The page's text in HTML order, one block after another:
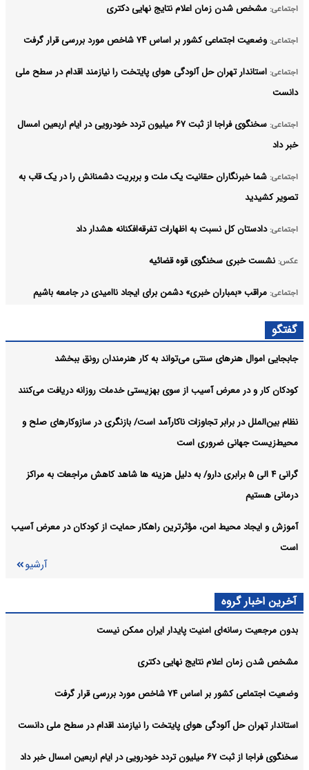
اجتماعی: مشخص شدن زمان اعلام نتایج نهایی دکتری
اجتماعی: وضعیت اجتماعی کشور بر اساس ۷۴ شاخص مورد بررسی قرار گرفت
اجتماعی: استاندار تهران حل آلودگی هوای پایتخت را نیازمند اقدام در سطح ملی
دانست
اجتماعی:
سخنگوی فراجا از ثبت ۶۷ میلیون تردد خودرویی در ایام اربعین امسال
خبر داد
اجتماعی: شما خبرنگاران حقانیت یک ملت و بربریت دشمنانش را در یک قاب به
تصویر کشیدید
اجتماعی: دادستان کل نسبت به اظهارات تفرقه‌افکنانه هشدار داد
عکس: نشست خبری سخنگوی قوه قضائیه
اجتماعی: مراقب «بمباران خبری» دشمن برای ایجاد ناامیدی در جامعه باشیم
اجتماعی: خبرنگاران شانه‌به‌شانه امدادگران، راویان ایثار هستند
آرشیو
گفتگو
جابجایی اموال هنرهای سنتی می‌تواند به کار هنرمندان رونق ببخشد
کودکان کار و در معرض آسیب از سوی بهزیستی خدمات روزانه دریافت می‌کنند
نظام بین‌الملل در برابر تجاوزات ناکارآمد است/ بازنگری در سازوکارهای صلح و
محیط‌زیست جهانی ضروری است
گرانی ۴ الی ۵ برابری دارو/ به دلیل هزینه ها شاهد کاهش مراجعات به مراکز
درمانی هستیم
آموزش و ایجاد محیط امن، مؤثرترین راهکار حمایت از کودکان در معرض آسیب
است
آرشیو
آخرین اخبار گروه
بدون مرجعیت رسانه‌ای امنیت پایدار ایران ممکن نیست
مشخص شدن زمان اعلام نتایج نهایی دکتری
وضعیت اجتماعی کشور بر اساس ۷۴ شاخص مورد بررسی قرار گرفت
استاندار تهران حل آلودگی هوای پایتخت را نیازمند اقدام در سطح ملی دانست
سخنگوی فراجا از ثبت ۶۷ میلیون تردد خودرویی در ایام اربعین امسال خبر داد